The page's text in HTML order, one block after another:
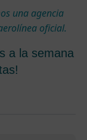
una agencia
oficial.
a la semana